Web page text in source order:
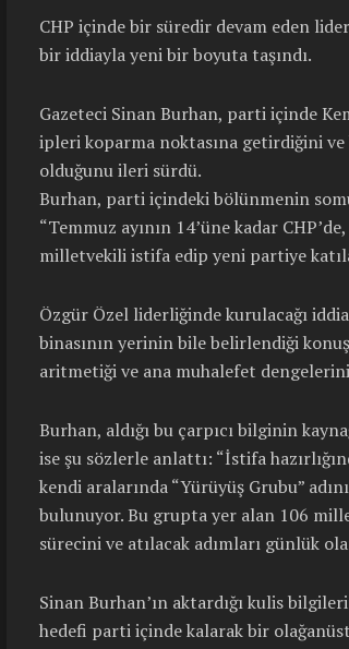
CHP içinde bir süredir devam eden
bir iddiayla yeni bir boyuta taşındı.
Gazeteci Sinan Burhan, parti içinde
ipleri koparma noktasına getirdiğini ve
olduğunu ileri sürdü.
Burhan, parti içindeki bölünmenin
“Temmuz ayının 14’üne kadar
milletvekili istifa edip yeni partiye
Özgür Özel liderliğinde kurulacağı
binasının yerinin bile belirlendiği
aritmetiği ve ana muhalefet
Burhan, aldığı bu çarpıcı bilginin
ise şu sözlerle anlattı: “İstifa
kendi aralarında “Yürüyüş Grubu”
bulunuyor. Bu grupta yer alan 106
sürecini ve atılacak adımları günlük
Sinan Burhan’ın aktardığı kulis
hedefi parti içinde kalarak bir